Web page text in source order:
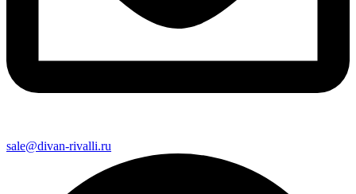
sale@divan-rivalli.ru